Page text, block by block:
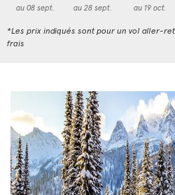
au 08 sept.
au 28 sept.
au 19 oct.
*Les prix indiqués sont pour un vol aller-
frais